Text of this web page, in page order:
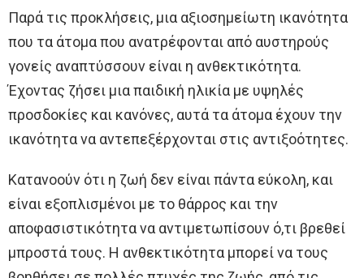
Παρά τις προκλήσεις, μια αξιοσημείωτη ικανότητα
που τα άτομα που ανατρέφονται από αυστηρούς
γονείς αναπτύσσουν είναι η ανθεκτικότητα.
Έχοντας ζήσει μια παιδική ηλικία με υψηλές
προσδοκίες και κανόνες, αυτά τα άτομα έχουν την
ικανότητα να αντεπεξέρχονται στις αντιξοότητες.
Κατανοούν ότι η ζωή δεν είναι πάντα εύκολη, και
είναι εξοπλισμένοι με το θάρρος και την
αποφασιστικότητα να αντιμετωπίσουν ό,τι βρεθεί
μπροστά τους. Η ανθεκτικότητα μπορεί να τους